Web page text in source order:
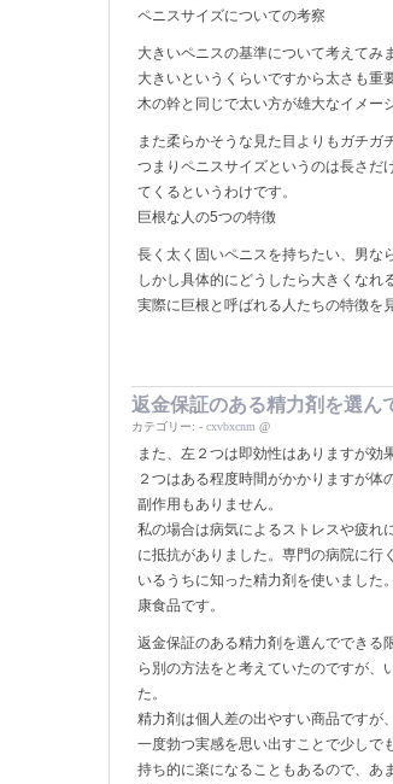
ペニスサイズについての考察
大きいペニスの基準について考えてみ
大きいというくらいですから太さも重
木の幹と同じで太い方が雄大なイメー
また柔らかそうな見た目よりもガチガ
つまりペニスサイズというのは長さだ
てくるというわけです。
巨根な人の5つの特徴
長く太く固いペニスを持ちたい、男な
しかし具体的にどうしたら大きくなれ
実際に巨根と呼ばれる人たちの特徴を
返金保証のある精力剤を選ん
カテゴリー: - cxvbxcnm @
また、左２つは即効性はありますが効
２つはある程度時間がかかりますが体
副作用もありません。
私の場合は病気によるストレスや疲れ
に抵抗がありました。専門の病院に行
いるうちに知った精力剤を使いました
康食品です。
返金保証のある精力剤を選んでできる
ら別の方法をと考えていたのですが、
た。
精力剤は個人差の出やすい商品ですが
一度勃つ実感を思い出すことで少しで
持ち的に楽になることもあるので、あ